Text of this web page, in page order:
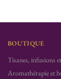
BOUTIQUE
Tisanes, infusions
Aromathérapie et